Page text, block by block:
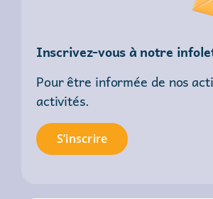
Inscrivez-vous à notre
Pour être informée de nos
activités.
S’inscrire